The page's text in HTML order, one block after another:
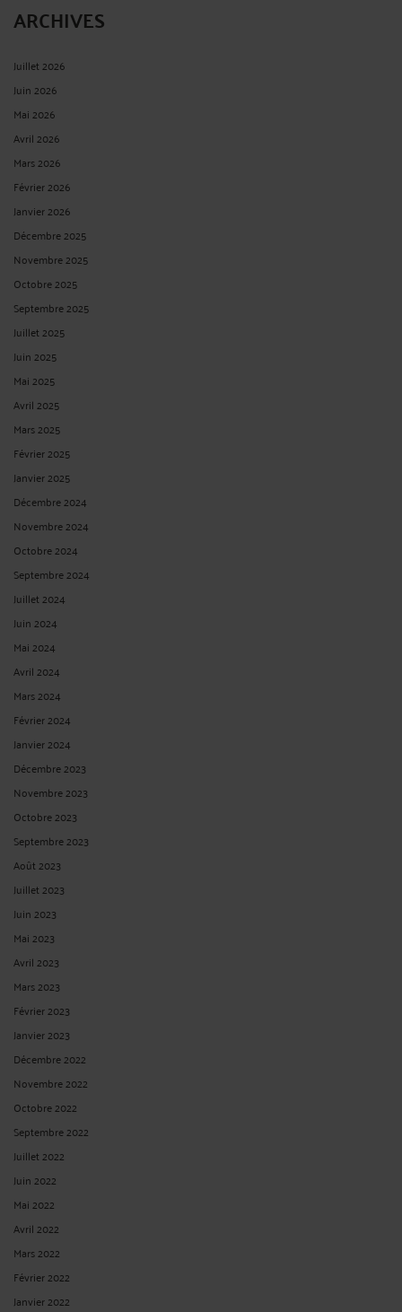
ARCHIVES
Juillet 2026
Juin 2026
Mai 2026
Avril 2026
Mars 2026
Février 2026
Janvier 2026
Décembre 2025
Novembre 2025
Octobre 2025
Septembre 2025
Juillet 2025
Juin 2025
Mai 2025
Avril 2025
Mars 2025
Février 2025
Janvier 2025
Décembre 2024
Novembre 2024
Octobre 2024
Septembre 2024
Juillet 2024
Juin 2024
Mai 2024
Avril 2024
Mars 2024
Février 2024
Janvier 2024
Décembre 2023
Novembre 2023
Octobre 2023
Septembre 2023
Août 2023
Juillet 2023
Juin 2023
Mai 2023
Avril 2023
Mars 2023
Février 2023
Janvier 2023
Décembre 2022
Novembre 2022
Octobre 2022
Septembre 2022
Juillet 2022
Juin 2022
Mai 2022
Avril 2022
Mars 2022
Février 2022
Janvier 2022